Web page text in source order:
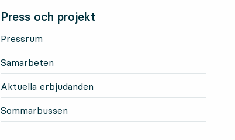
Press och projekt
Pressrum
Samarbeten
Aktuella erbjudanden
Sommarbussen